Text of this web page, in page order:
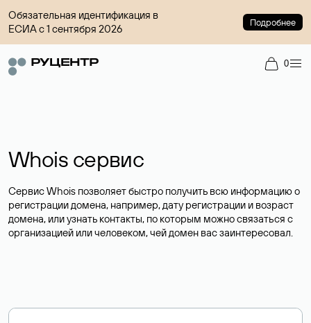
Обязательная идентификация в
ЕСИА с 1 сентября 2026
Подробнее
0
Whois сервис
Сервис Whois позволяет быстро получить всю информацию о
регистрации домена, например, дату регистрации и возраст
домена, или узнать контакты, по которым можно связаться с
организацией или человеком, чей домен вас заинтересовал.